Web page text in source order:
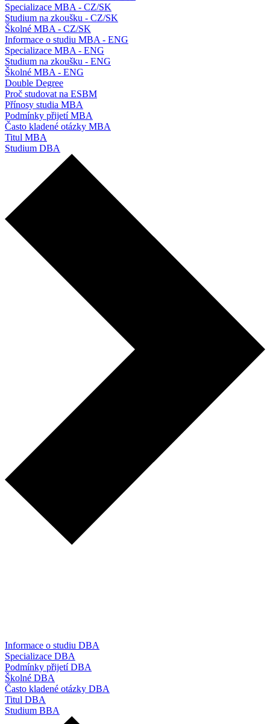
Specializace MBA - CZ/SK
Studium na zkoušku - CZ/SK
Školné MBA - CZ/SK
Informace o studiu MBA - ENG
Specializace MBA - ENG
Studium na zkoušku - ENG
Školné MBA - ENG
Double Degree
Proč studovat na ESBM
Přínosy studia MBA
Podmínky přijetí MBA
Často kladené otázky MBA
Titul MBA
Studium DBA
Informace o studiu DBA
Specializace DBA
Podmínky přijetí DBA
Školné DBA
Často kladené otázky DBA
Titul DBA
Studium BBA